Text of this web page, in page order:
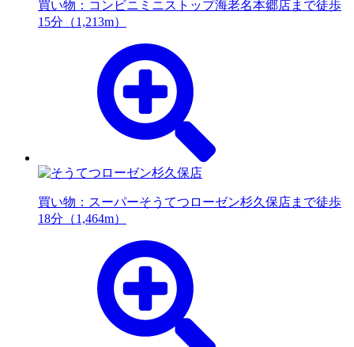
買い物：コンビニ ミニストップ海老名本郷店まで徒歩
15分（1,213m）
買い物：スーパーそうてつローゼン杉久保店まで徒歩
18分（1,464m）